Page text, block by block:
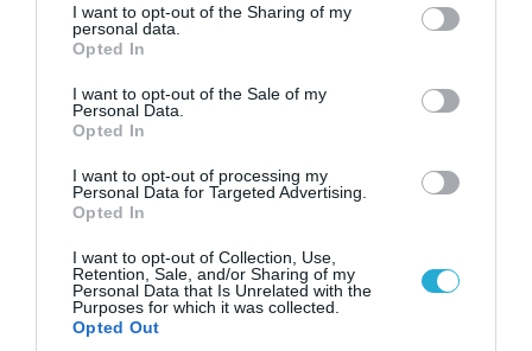
not limited to your visit or usage behaviour. You may click to
grant or deny consent to Google and its third-party tags to
use your data for below specified purposes in below Google
consent section.
I want to opt-out of the Sharing of my
personal data.
Opted In
I want to opt-out of the Sale of my
Personal Data.
Opted In
I want to opt-out of processing my
Personal Data for Targeted Advertising.
Opted In
I want to opt-out of Collection, Use,
Retention, Sale, and/or Sharing of my
Personal Data that Is Unrelated with the
Purposes for which it was collected.
Opted Out
Σ.Σουροβίκιν: «Δεν έχουμε πλήξει ακόμη
αρκετά σκληρά την Ουκρανία – Μπορούμε
να ισοπεδώσουμε τα πάντα»
«Η Ρωσία δεν έχει ασκήσει τη μέγιστη δυνατή